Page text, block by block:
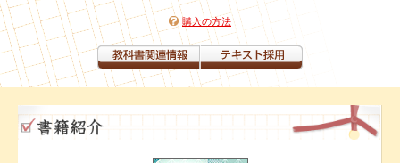
購入の方法